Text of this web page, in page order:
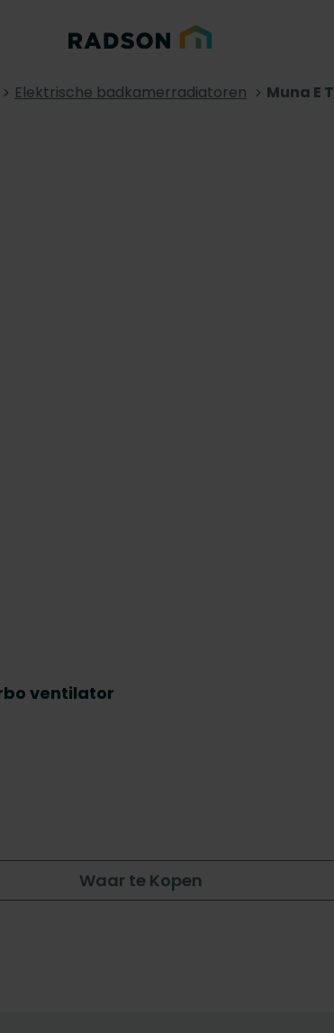
Elektrische badkamerradiatoren Muna E T
ventilator
Waar te Kopen